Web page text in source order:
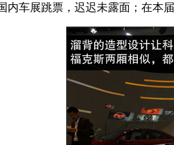
内车展跳票，迟迟未露面；在本届